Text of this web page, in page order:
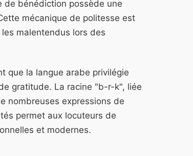
de bénédiction possède une
mécanique de politesse est
malentendus lors des
que la langue arabe privilégie
gratitude. La racine "b-r-k", liée
nombreuses expressions de
permet aux locuteurs de
et modernes.